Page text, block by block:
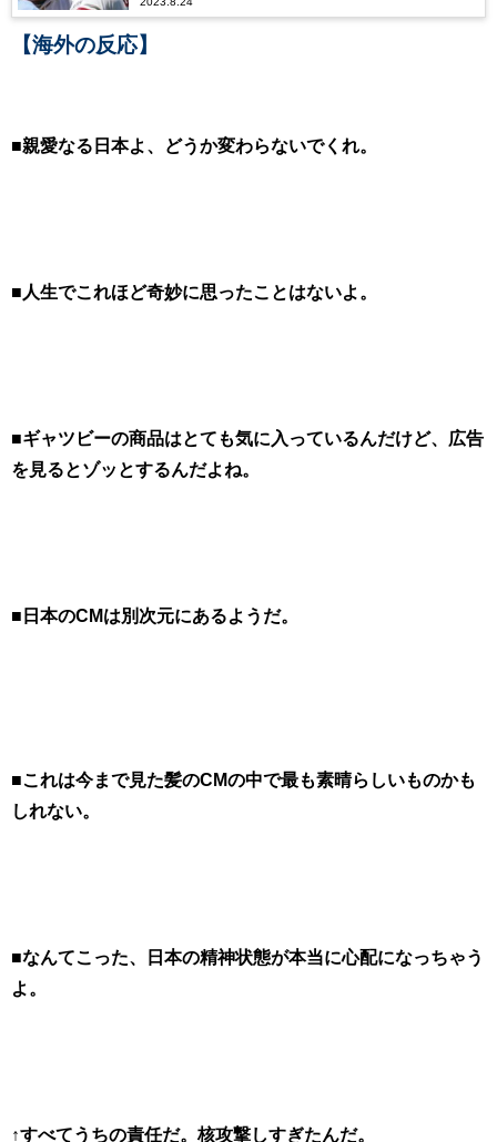
【海外の反応】
■親愛なる日本よ、どうか変わらないでくれ。
■人生でこれほど奇妙に思ったことはないよ。
■ギャツビーの商品はとても気に入っているんだけど、広告
を見るとゾッとするんだよね。
■日本のCMは別次元にあるようだ。
■これは今まで見た髪のCMの中で最も素晴らしいものかも
しれない。
■なんてこった、日本の精神状態が本当に心配になっちゃう
よ。
↑すべてうちの責任だ。核攻撃しすぎたんだ。